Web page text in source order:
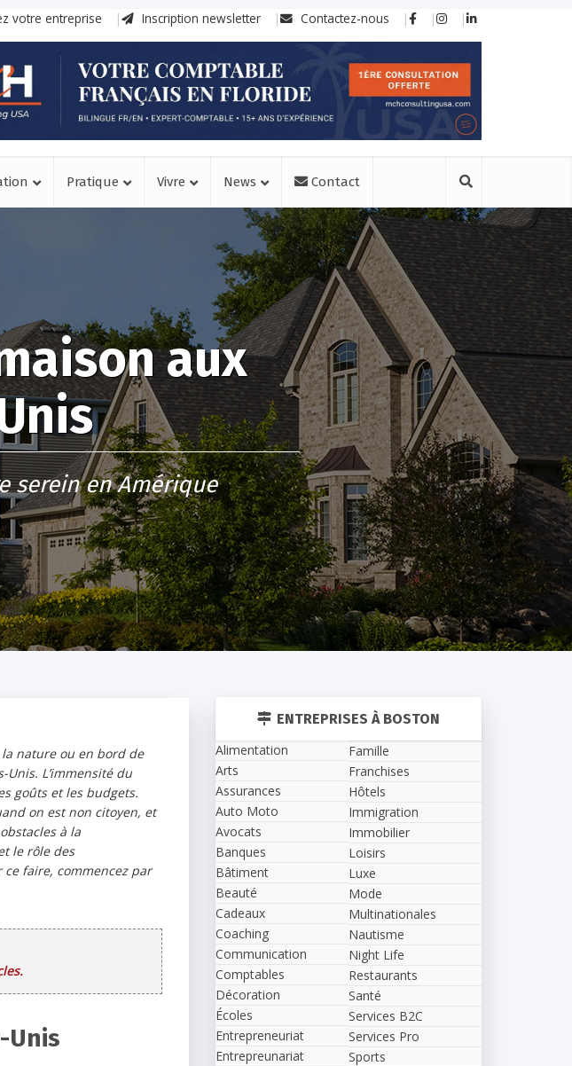
votre entreprise Inscription newsletter Contactez-nous
Pratique Vivre News Contact
aux
serein en Amérique
nature ou en bord de
L’immensité du
goûts et les budgets.
on est non citoyen, et
à la
le rôle des
faire, commencez par
Unis
ENTREPRISES À BOSTON
Alimentation
Arts
Assurances
Auto Moto
Avocats
Banques
Bâtiment
Beauté
Cadeaux
Coaching
Communication
Comptables
Décoration
Écoles
Entrepreneuriat
Entrepreunariat
Famille
Franchises
Hôtels
Immigration
Immobilier
Loisirs
Luxe
Mode
Multinationales
Nautisme
Night Life
Restaurants
Santé
Services B2C
Services Pro
Sports